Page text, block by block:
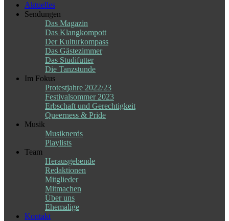
Aktuelles
Sendungen
Das Magazin
Das Klangkompott
Der Kulturkompass
Das Gästezimmer
Das Studifutter
Die Tanzstunde
Im Fokus
Protestjahre 2022/23
Festivalsommer 2023
Erbschaft und Gerechtigkeit
Queerness & Pride
Musik
Musiknerds
Playlists
Team
Herausgebende
Redaktionen
Mitglieder
Mitmachen
Über uns
Ehemalige
Kontakt